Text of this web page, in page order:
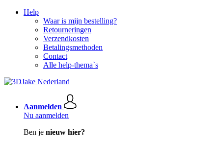
Help
Waar is mijn bestelling?
Retourneringen
Verzendkosten
Betalingsmethoden
Contact
Alle help-thema`s
Aanmelden
Nu aanmelden
Ben je nieuw hier?